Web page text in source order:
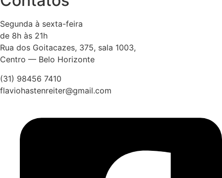
Segunda à sexta-feira
de 8h às 21h
Rua dos Goitacazes, 375, sala 1003,
Centro — Belo Horizonte
(31) 98456 7410
flaviohastenreiter@gmail.com